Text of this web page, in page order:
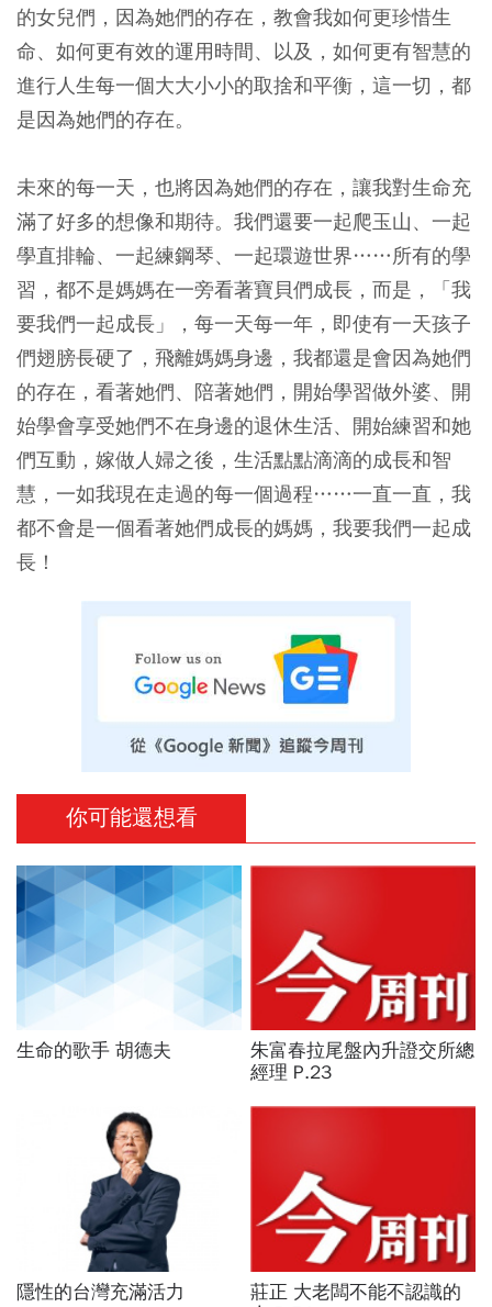
的女兒們，因為她們的存在，教會我如何更珍惜生
命、如何更有效的運用時間、以及，如何更有智慧的
進行人生每一個大大小小的取捨和平衡，這一切，都
是因為她們的存在。
未來的每一天，也將因為她們的存在，讓我對生命充
滿了好多的想像和期待。我們還要一起爬玉山、一起
學直排輪、一起練鋼琴、一起環遊世界……所有的學
習，都不是媽媽在一旁看著寶貝們成長，而是，「我
要我們一起成長」，每一天每一年，即使有一天孩子
們翅膀長硬了，飛離媽媽身邊，我都還是會因為她們
的存在，看著她們、陪著她們，開始學習做外婆、開
始學會享受她們不在身邊的退休生活、開始練習和她
們互動，嫁做人婦之後，生活點點滴滴的成長和智
慧，一如我現在走過的每一個過程……一直一直，我
都不會是一個看著她們成長的媽媽，我要我們一起成
長！
你可能還想看
生命的歌手 胡德夫
朱富春拉尾盤內升證交所總
經理 P.23
隱性的台灣充滿活力
莊正 大老闆不能不認識的